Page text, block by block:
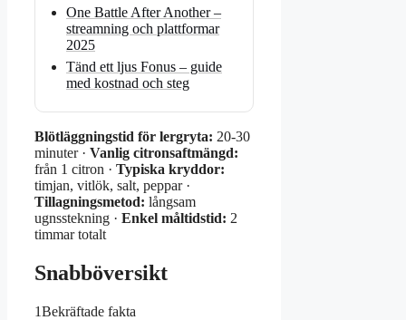
One Battle After Another –
streamning och plattformar
2025
Tänd ett ljus Fonus – guide
med kostnad och steg
Blötläggningstid för lergryta: 20-30
minuter · Vanlig citronsaftmängd:
från 1 citron · Typiska kryddor:
timjan, vitlök, salt, peppar ·
Tillagningsmetod: långsam
ugnsstekning · Enkel måltidstid: 2
timmar totalt
Snabböversikt
1Bekräftade fakta